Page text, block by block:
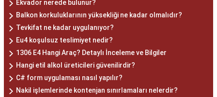
Ekvador nerede bulunur?
Balkon korkuluklarının yüksekliği ne kadar olmalıdır?
Tevkifat ne kadar uygulanıyor?
Eu4 koşulsuz teslimiyet nedir?
1306 E4 Hangi Araç? Detaylı İnceleme ve Bilgiler
Hangi etil alkol üreticileri güvenilirdir?
C# form uygulaması nasıl yapılır?
Nakil işlemlerinde kontenjan sınırlamaları nelerdir?